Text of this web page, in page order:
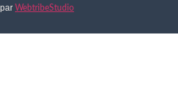
par WebtribeStudio